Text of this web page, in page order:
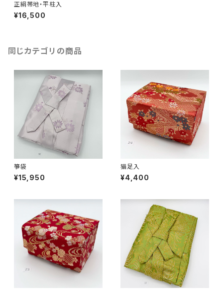
正絹帯地・平柱入
¥16,500
同じカテゴリの商品
箏袋
¥15,950
猫足入
¥4,400